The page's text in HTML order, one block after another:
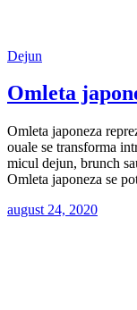
Dejun
Omleta
Omleta japoneza
ouale se transforma
micul dejun, brunch
Omleta japoneza se
august 24, 2020